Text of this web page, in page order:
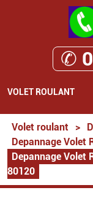
✆
VOLET ROULANT
Volet roulant >
Depannage Volet
Depannage Volet
80120